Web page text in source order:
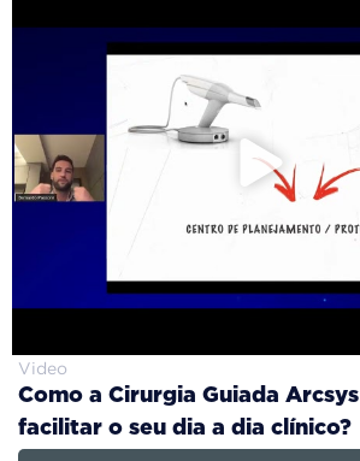
Video
Como a Cirurgia Guiada
facilitar o seu dia a dia clínico?